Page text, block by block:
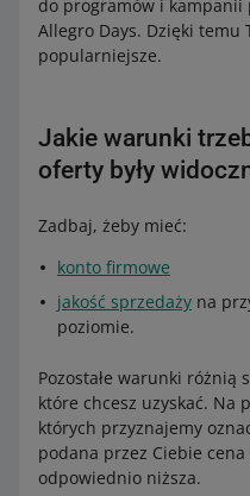
do programów i kampanii
Allegro Days. Dzięki temu
popularniejsze.
Jakie warunki
oferty były
Zadbaj, żeby mieć:
konto firmowe
jakość sprzedaży na
poziomie.
Pozostałe warunki różnią
które chcesz uzyskać. Na
których przyznajemy
podana przez Ciebie
odpowiednio niższa.